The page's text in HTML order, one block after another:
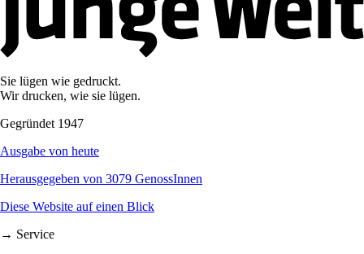
Sie lügen wie gedruckt.
Wir drucken, wie sie lügen.
Gegründet 1947
Ausgabe von heute
Herausgegeben von 3079 GenossInnen
Diese Website auf einen Blick
→ Service